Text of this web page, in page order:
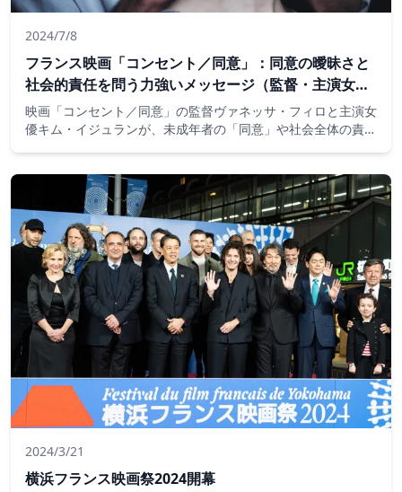
2024/7/8
フランス映画「コンセント／同意」：同意の曖昧さと
社会的責任を問う力強いメッセージ（監督・主演女優
インタビュー）
映画「コンセント／同意」の監督ヴァネッサ・フィロと主演女
優キム・イジュランが、未成年者の「同意」や社会全体の責任
2024/3/21
横浜フランス映画祭2024開幕